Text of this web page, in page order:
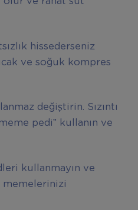
hissederseniz
ve soğuk kompres
değiştirin. Sızıntı
pedi” kullanın ve
kullanmayın ve
memelerinizi